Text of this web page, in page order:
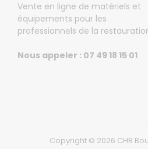
Vente en ligne de matériels et
équipements pour les
professionnels de la
Nous appeler : 07 49 18 15 01
Copyright © 2026 CHR